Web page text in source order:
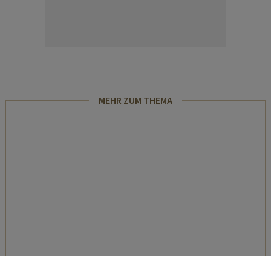
MEHR ZUM THEMA